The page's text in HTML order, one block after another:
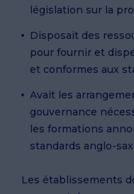
législation sur la
Disposait des
pour fournir et
et conformes aux
Avait les
gouvernance
les formations
standards anglo-
Les établissements